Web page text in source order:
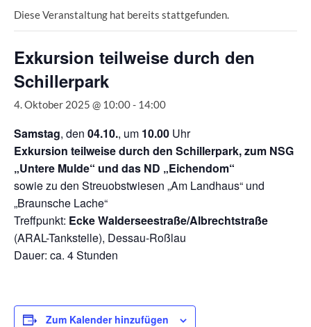
Diese Veranstaltung hat bereits stattgefunden.
Exkursion teilweise durch den
Schillerpark
4. Oktober 2025 @ 10:00- 14:00
Samstag, den 04.10., um 10.00 Uhr
Exkursion teilweise durch den Schillerpark, zum NSG
„Untere Mulde“ und das ND „Eichendom“
sowie zu den Streuobstwiesen „Am Landhaus“ und
„Braunsche Lache“
Treffpunkt: Ecke Walderseestraße/Albrechtstraße
(ARAL-Tankstelle), Dessau-Roßlau
Dauer: ca. 4 Stunden
Zum Kalender hinzufügen